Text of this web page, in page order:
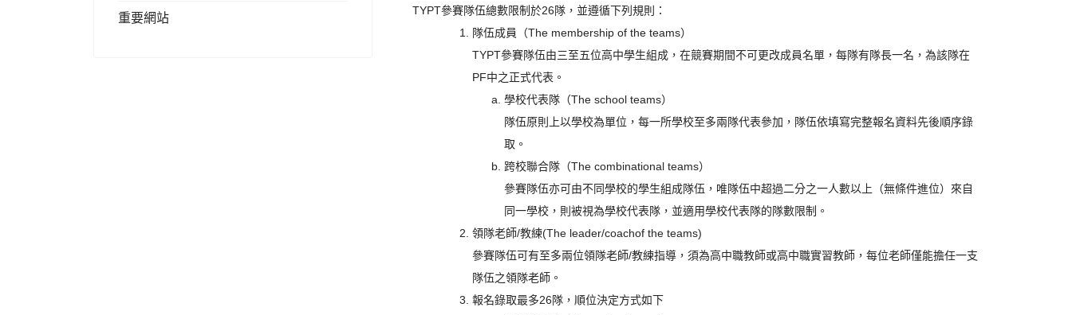
重要網站
TYPT參賽隊伍總數限制於26隊，並遵循下列規則：
隊伍成員（The membership of the teams）
TYPT參賽隊伍由三至五位高中學生組成，在競賽期間不可更改成員名單，每隊有隊長一名，為該隊在
PF中之正式代表。
學校代表隊（The school teams）
隊伍原則上以學校為單位，每一所學校至多兩隊代表參加，隊伍依填寫完整報名資料先後順序錄
取。
跨校聯合隊（The combinational teams）
參賽隊伍亦可由不同學校的學生組成隊伍，唯隊伍中超過二分之一人數以上（無條件進位）來自
同一學校，則被視為學校代表隊，並適用學校代表隊的隊數限制。
領隊老師/教練(The leader/coachof the teams)
參賽隊伍可有至多兩位領隊老師/教練指導，須為高中職教師或高中職實習教師，每位老師僅能擔任一支
隊伍之領隊老師。
報名錄取最多26隊 ，順位決定方式如下